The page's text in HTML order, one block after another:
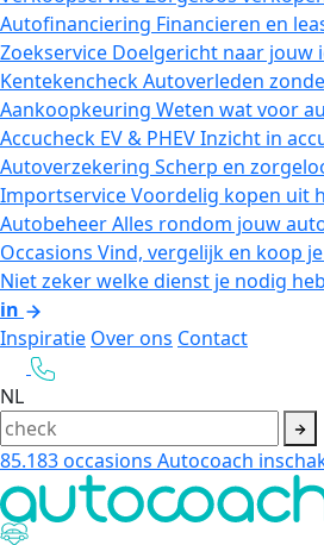
Autofinanciering Financieren en
Zoekservice Doelgericht naar jouw
KentekencheckAutoverleden
Aankoopkeuring Weten wat voor
Accucheck EV & PHEVInzicht in
Autoverzekering Scherp en
ImportserviceVoordelig kopen uit
AutobeheerAlles rondom jouw
Occasions Vind, vergelijk en koop
Niet zeker welke dienst je nodig
in
Inspiratie Over ons Contact
NL
85.183occasions Autocoach